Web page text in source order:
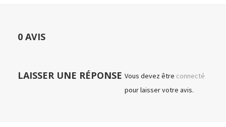
0 AVIS
LAISSER UNE RÉPONSE Vous devez être connecté
pour laisser votre avis.